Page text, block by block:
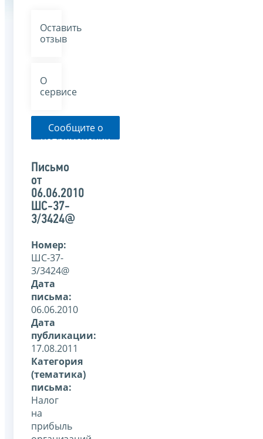
Оставить
отзыв
О
сервисе
Сообщите о
неприменении
органом
письма
Письмо
от
06.06.2010
ШС-37-
3/3424@
Номер:
ШС-37-
3/3424@
Дата
письма:
06.06.2010
Дата
публикации:
17.08.2011
Категория
(тематика)
письма:
Налог
на
прибыль